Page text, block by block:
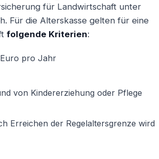
für Landwirtschaft unter
Für die Alterskasse gelten für eine
folgende Kriterien:
pro Jahr
von Kindererziehung oder Pflege
Erreichen der Regelaltersgrenze wird